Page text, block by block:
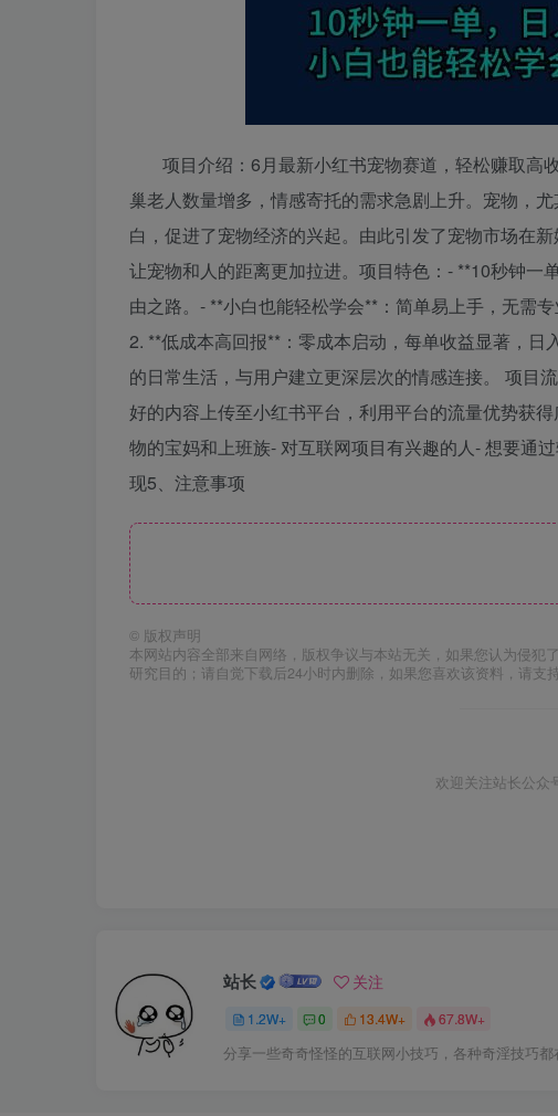
项目介绍：6月最新小红书宠物赛道，轻松赚取高
巢老人数量增多，情感寄托的需求急剧上升。宠物，
白，促进了宠物经济的兴起。由此引发了宠物市场在
让宠物和人的距离更加拉进。项目特色：- **10秒钟一
由之路。- **小白也能轻松学会**：简单易上手，无需
2. **低成本高回报**：零成本启动，每单收益显著，
的日常生活，与用户建立更深层次的情感连接。 项目
好的内容上传至小红书平台，利用平台的流量优势获
物的宝妈和上班族- 对互联网项目有兴趣的人- 想要通
现5、注意事项
© 版权声明
本网站内容全部来自网络，版权争议与本站无关，如果您认为侵
研究目的；请自觉下载后24小时内删除，如果您喜欢该资料，请支
欢迎关注站长公众
站长 关注
1.2W+ 0 13.4W+ 67.8W+
分享一些奇奇怪怪的互联网小技巧，各种奇淫技巧都